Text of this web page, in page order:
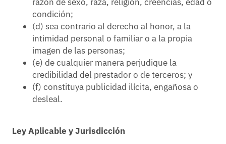
razón de sexo, raza, religión, creencias, edad o
condición;
(d) sea contrario al derecho al honor, a la
intimidad personal o familiar o a la propia
imagen de las personas;
(e) de cualquier manera perjudique la
credibilidad del prestador o de terceros; y
(f) constituya publicidad ilícita, engañosa o
desleal.
Ley Aplicable y Jurisdicción